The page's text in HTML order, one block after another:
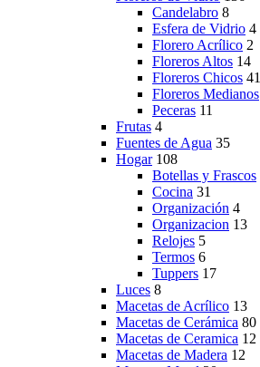
Candelabro 8
Esfera de Vidrio 4
Florero Acrílico 2
Floreros Altos 14
Floreros Chicos 41
Floreros Medianos
Peceras 11
Frutas 4
Fuentes de Agua 35
Hogar 108
Botellas y Frascos
Cocina 31
Organización 4
Organizacion 13
Relojes 5
Termos 6
Tuppers 17
Luces 8
Macetas de Acrílico 13
Macetas de Cerámica 80
Macetas de Ceramica 12
Macetas de Madera 12